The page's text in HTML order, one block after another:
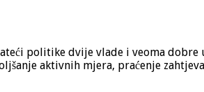
politike dvije vlade i veoma
aktivnih mjera, praćenje